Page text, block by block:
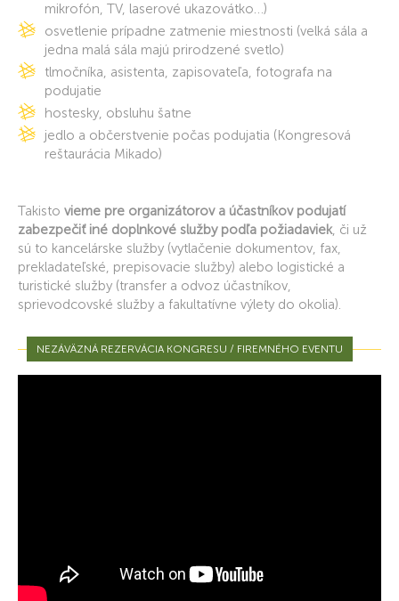
mikrofón, TV, laserové ukazovátko…)
osvetlenie prípadne zatmenie miestnosti (velká sála a
jedna malá sála majú prirodzené svetlo)
tlmočníka, asistenta, zapisovateľa, fotografa na
podujatie
hostesky, obsluhu šatne
jedlo a občerstvenie počas podujatia (Kongresová
reštaurácia Mikado)
Takisto vieme pre organizátorov a účastníkov podujatí
zabezpečiť iné doplnkové služby podľa požiadaviek, či už
sú to kancelárske služby (vytlačenie dokumentov, fax,
prekladateľské, prepisovacie služby) alebo logistické a
turistické služby (transfer a odvoz účastníkov,
sprievodcovské služby a fakultatívne výlety do okolia).
NEZÁVÄZNÁ REZERVÁCIA KONGRESU / FIREMNÉHO EVENTU